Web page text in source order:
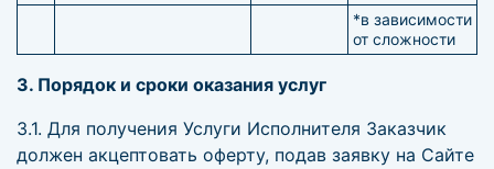
*в зависимости
от сложности
3. Порядок и сроки оказания услуг
3.1. Для получения Услуги Исполнителя Заказчик
должен акцептовать оферту, подав заявку на Сайте